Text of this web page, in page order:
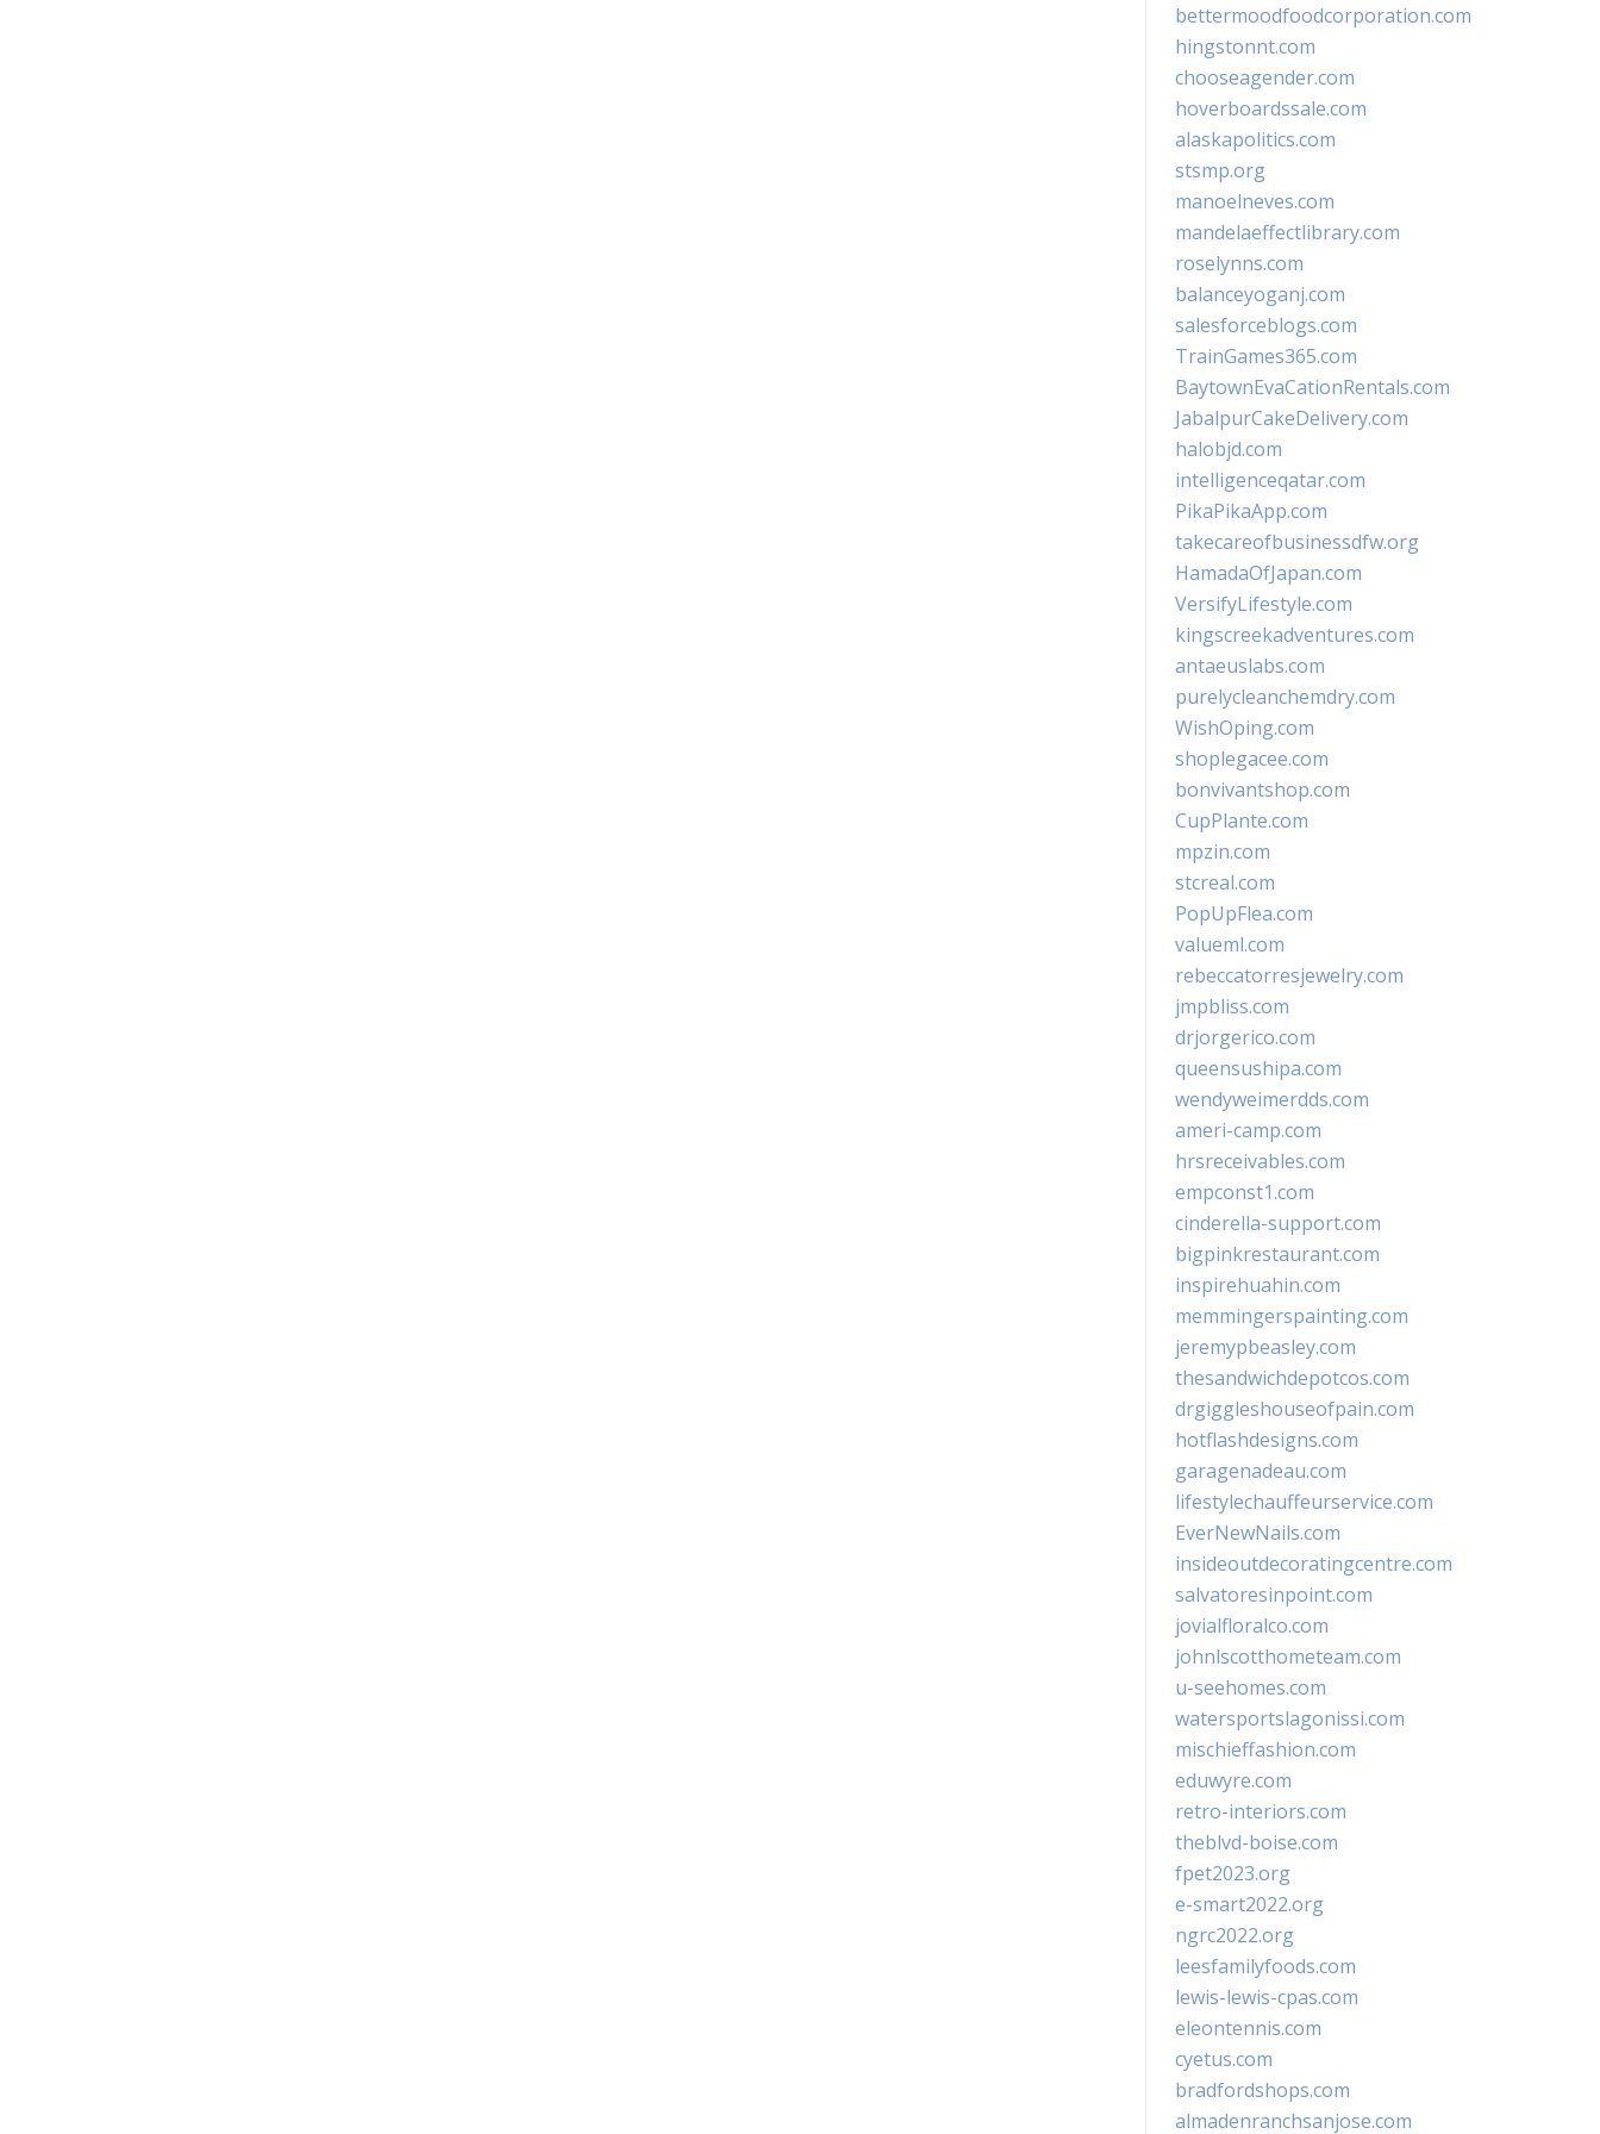
bettermoodfoodcorporation.com
hingstonnt.com
chooseagender.com
hoverboardssale.com
alaskapolitics.com
stsmp.org
manoelneves.com
mandelaeffectlibrary.com
roselynns.com
balanceyoganj.com
salesforceblogs.com
TrainGames365.com
BaytownEvaCationRentals.com
JabalpurCakeDelivery.com
halobjd.com
intelligenceqatar.com
PikaPikaApp.com
takecareofbusinessdfw.org
HamadaOfJapan.com
VersifyLifestyle.com
kingscreekadventures.com
antaeuslabs.com
purelycleanchemdry.com
WishOping.com
shoplegacee.com
bonvivantshop.com
CupPlante.com
mpzin.com
stcreal.com
PopUpFlea.com
valueml.com
rebeccatorresjewelry.com
jmpbliss.com
drjorgerico.com
queensushipa.com
wendyweimerdds.com
ameri-camp.com
hrsreceivables.com
empconst1.com
cinderella-support.com
bigpinkrestaurant.com
inspirehuahin.com
memmingerspainting.com
jeremypbeasley.com
thesandwichdepotcos.com
drgiggleshouseofpain.com
hotflashdesigns.com
garagenadeau.com
lifestylechauffeurservice.com
EverNewNails.com
insideoutdecoratingcentre.com
salvatoresinpoint.com
jovialfloralco.com
johnlscotthometeam.com
u-seehomes.com
watersportslagonissi.com
mischieffashion.com
eduwyre.com
retro-interiors.com
theblvd-boise.com
fpet2023.org
e-smart2022.org
ngrc2022.org
leesfamilyfoods.com
lewis-lewis-cpas.com
eleontennis.com
cyetus.com
bradfordshops.com
almadenranchsanjose.com